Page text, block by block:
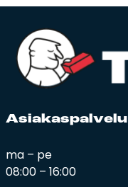
Asia­kas­pal­ve­lu
ma – pe
08:00 – 16:00